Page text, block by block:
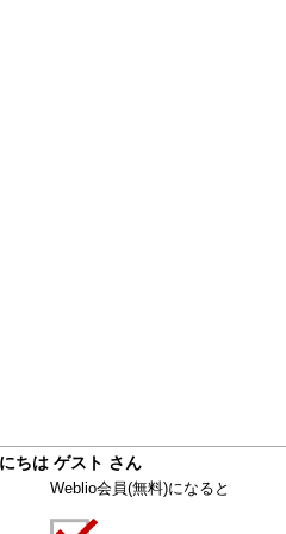
ちは ゲスト さん
Weblio会員(無料)になると